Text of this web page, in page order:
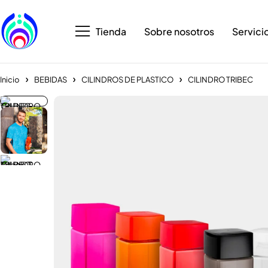
Tienda Sobre nosotros
Inicio BEBIDAS CILINDROS DE PLASTICO CILINDRO TRIBEC